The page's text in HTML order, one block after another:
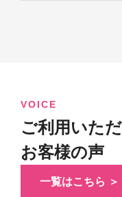
VOICE
ご利用いた
お客様の声
一覧はこちら ＞